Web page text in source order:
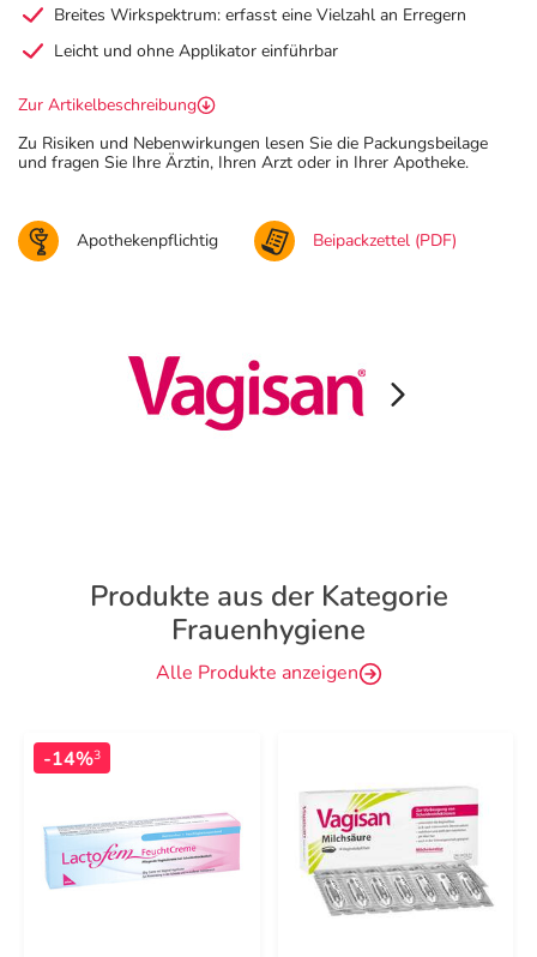
Breites Wirkspektrum: erfasst eine Vielzahl an Erregern
Leicht und ohne Applikator einführbar
Zur Artikelbeschreibung
Zu Risiken und Nebenwirkungen lesen Sie die Packungsbeilage
und fragen Sie Ihre Ärztin, Ihren Arzt oder in Ihrer Apotheke.
Apothekenpflichtig Beipackzettel (PDF)
Produkte aus der Kategorie
Frauenhygiene
Alle Produkte anzeigen
-14%3